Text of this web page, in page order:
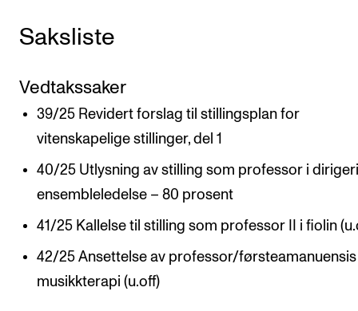
VERKTØY OG HJELP
IT og digitale tjenester
Canvas
Innkjøp og økonomi
Kommunikasjon
Rom og bygg
Alle hjelpesider
Saksliste
Vedtakssaker
39/25 Revidert forslag til stillingsplan for
vitenskapelige stillinger, del 1
40/25 Utlysning av stilling som professor i
ensembleledelse – 80 prosent
41/25 Kallelse til stilling som professor II i fiolin
42/25 Ansettelse av professor/førsteamanuensis
musikkterapi (u.off)